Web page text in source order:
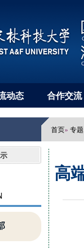
动态 合作交流
首页» 专题
高